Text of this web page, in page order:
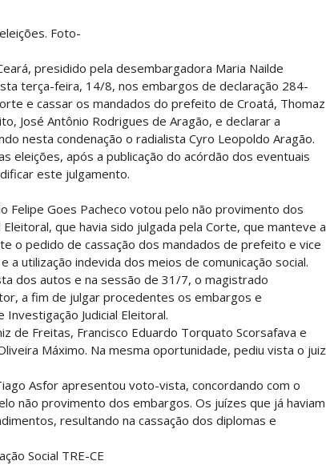
Foto-
presidido pela desembargadora Maria Nailde
terça-feira, 14/8, nos embargos de declaração 284-
e cassar os mandados do prefeito de Croatá, Thomaz
José Antônio Rodrigues de Aragão, e declarar a
nesta condenação o radialista Cyro Leopoldo Aragão.
eleições, após a publicação do acórdão dos eventuais
este julgamento.
Felipe Goes Pacheco votou pelo não provimento dos
que havia sido julgada pela Corte, que manteve a
o pedido de cassação dos mandados de prefeito e vice
utilização indevida dos meios de comunicação social.
dos autos e na sessão de 31/7, o magistrado
a fim de julgar procedentes os embargos e
Judicial Eleitoral.
de Freitas, Francisco Eduardo Torquato Scorsafava e
Máximo. Na mesma oportunidade, pediu vista o juiz
Asfor apresentou voto-vista, concordando com o
não provimento dos embargos. Os juízes que já haviam
resultando na cassação dos diplomas e
Social TRE-CE